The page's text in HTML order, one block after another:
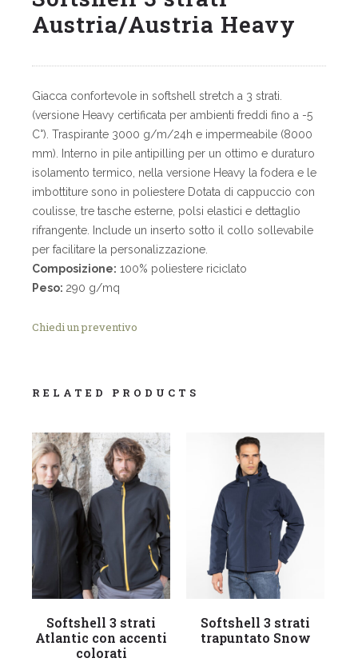
Austria/Austria Heavy
Giacca confortevole in softshell stretch a 3 strati.
(versione Heavy certificata per ambienti freddi fino a -5
C°). Traspirante 3000 g/m/24h e impermeabile (8000
mm). Interno in pile antipilling per un ottimo e duraturo
isolamento termico, nella versione Heavy la fodera e le
imbottiture sono in poliestere Dotata di cappuccio con
coulisse, tre tasche esterne, polsi elastici e dettaglio
rifrangente. Include un inserto sotto il collo sollevabile
per facilitare la personalizzazione.
Composizione: 100% poliestere riciclato
Peso: 290 g/mq
Chiedi un preventivo
RELATED PRODUCTS
Leggi tutto
Softshell 3 strati
Atlantic con accenti
colorati
Leggi tutto
Softshell 3 strati
trapuntato Snow